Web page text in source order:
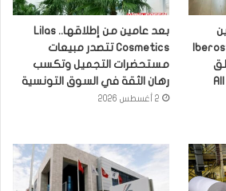
Pilates Reformer بنظام All
بعد عامين من إطلاقها.. Lilas
Cosmetics تتصدر مبيعات
مستحضرات التجميل وتكسب
رهان الثقة في السوق التونسية
2 أغسطس 2026